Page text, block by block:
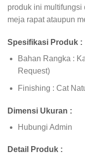
produk ini multifungsi
meja rapat ataupun
Spesifikasi Produk :
Bahan Rangka :
Request)
Finishing : Cat
Dimensi Ukuran :
Hubungi Admin
Detail Produk :